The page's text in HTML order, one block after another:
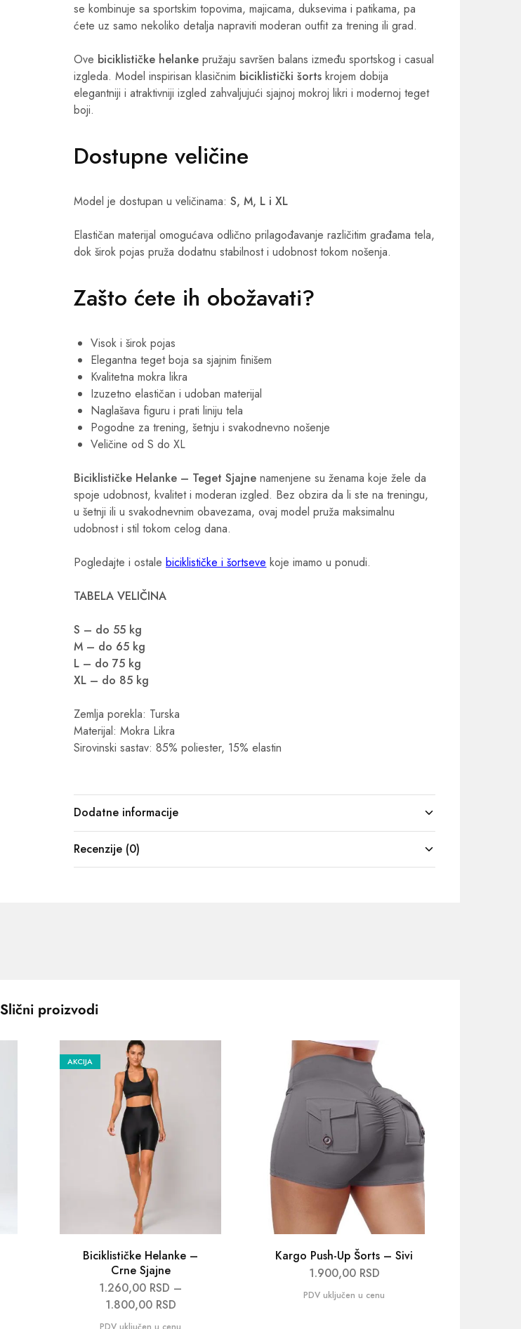
se kombinuje sa sportskim topovima, majicama, duksevima i patikama, pa
ćete uz samo nekoliko detalja napraviti moderan outfit za trening ili grad.
Ove biciklističke helanke pružaju savršen balans između sportskog i casual
izgleda. Model inspirisan klasičnim biciklistički šorts krojem dobija
elegantniji i atraktivniji izgled zahvaljujući sjajnoj mokroj likri i modernoj teget
boji.
Dostupne veličine
Model je dostupan u veličinama:S, M, L i XL
Elastičan materijal omogućava odlično prilagođavanje različitim građama tela,
dok širok pojas pruža dodatnu stabilnost i udobnost tokom nošenja.
Zašto ćete ih obožavati?
Visok i širok pojas
Elegantna teget boja sa sjajnim finišem
Kvalitetna mokra likra
Izuzetno elastičan i udoban materijal
Naglašava figuru i prati liniju tela
Pogodne za trening, šetnju i svakodnevno nošenje
Veličine od S do XL
Biciklističke Helanke – Teget Sjajne namenjene su ženama koje žele da
spoje udobnost, kvalitet i moderan izgled. Bez obzira da li ste na treningu,
u šetnji ili u svakodnevnim obavezama, ovaj model pruža maksimalnu
udobnost i stil tokom celog dana.
Pogledajte i ostalebiciklističke i šortseve koje imamo u ponudi.
TABELA VELIČINA
S – do 55 kg
M – do 65 kg
L – do 75 kg
XL – do 85 kg
Zemlja porekla: Turska
Materijal: Mokra Likra
Sirovinski sastav: 85% poliester, 15% elastin
Dodatne informacije
Recenzije (0)
Slični proizvodi
AKCIJA
Biciklističke Helanke –
Crne Sjajne
1.260,00 RSD –
1.800,00 RSD
Kargo Push-Up Šorts – Sivi
1.900,00 RSD